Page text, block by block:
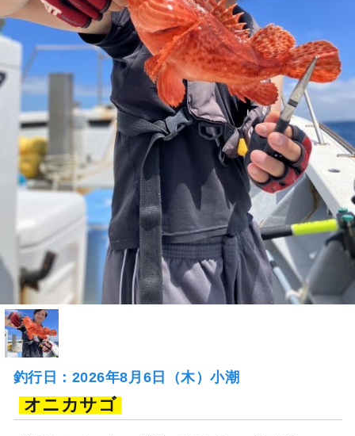
釣行日：2026年8月6日（木）小潮
オニカサゴ